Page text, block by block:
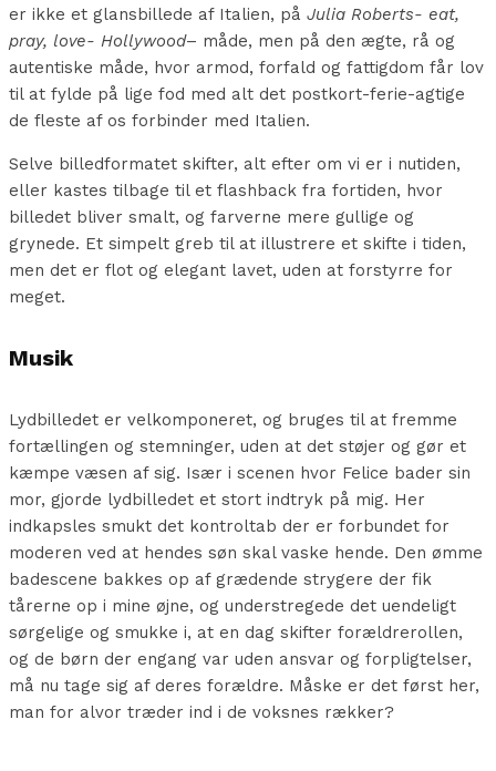
er ikke et glansbillede af Italien, på Julia Roberts- eat,
pray, love- Hollywood– måde, men på den ægte, rå og
autentiske måde, hvor armod, forfald og fattigdom får lov
til at fylde på lige fod med alt det postkort-ferie-agtige
de fleste af os forbinder med Italien.
Selve billedformatet skifter, alt efter om vi er i nutiden,
eller kastes tilbage til et flashback fra fortiden, hvor
billedet bliver smalt, og farverne mere gullige og
grynede. Et simpelt greb til at illustrere et skifte i tiden,
men det er flot og elegant lavet, uden at forstyrre for
meget.
Musik
Lydbilledet er velkomponeret, og bruges til at fremme
fortællingen og stemninger, uden at det støjer og gør et
kæmpe væsen af sig. Især i scenen hvor Felice bader sin
mor, gjorde lydbilledet et stort indtryk på mig. Her
indkapsles smukt det kontroltab der er forbundet for
moderen ved at hendes søn skal vaske hende. Den ømme
badescene bakkes op af grædende strygere der fik
tårerne op i mine øjne, og understregede det uendeligt
sørgelige og smukke i, at en dag skifter forældrerollen,
og de børn der engang var uden ansvar og forpligtelser,
må nu tage sig af deres forældre. Måske er det først her,
man for alvor træder ind i de voksnes rækker?